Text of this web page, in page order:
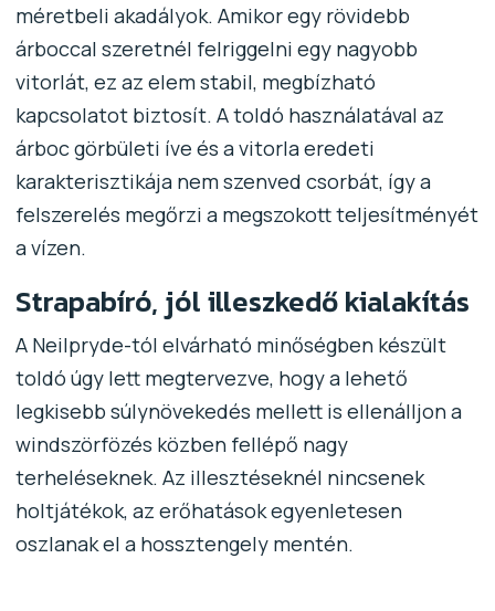
méretbeli akadályok. Amikor egy rövidebb
árboccal szeretnél felriggelni egy nagyobb
vitorlát, ez az elem stabil, megbízható
kapcsolatot biztosít. A toldó használatával az
árboc görbületi íve és a vitorla eredeti
karakterisztikája nem szenved csorbát, így a
felszerelés megőrzi a megszokott teljesítményét
a vízen.
Strapabíró, jól illeszkedő kialakítás
A Neilpryde-tól elvárható minőségben készült
toldó úgy lett megtervezve, hogy a lehető
legkisebb súlynövekedés mellett is ellenálljon a
windszörfözés közben fellépő nagy
terheléseknek. Az illesztéseknél nincsenek
holtjátékok, az erőhatások egyenletesen
oszlanak el a hossztengely mentén.